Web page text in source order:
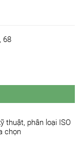
68
thuật, phân loại ISO
chọn